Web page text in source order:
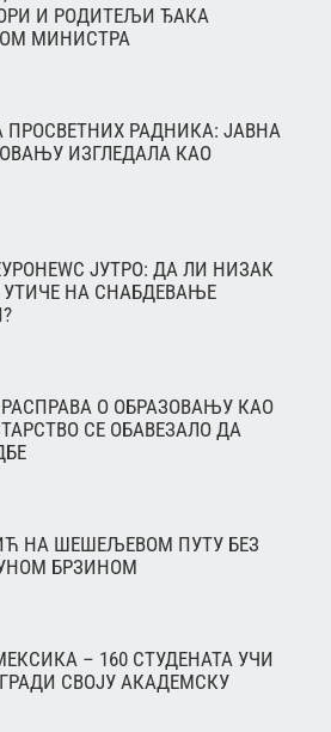
И РОДИТЕЉИ ЂАКА
МИНИСТРА
РАДНИКА: ЈАВНА
ИЗГЛЕДАЛА КАО
ЈУТРО: ДА ЛИ НИЗАК
НА СНАБДЕВАЊЕ
О ОБРАЗОВАЊУ КАО
СЕ ОБАВЕЗАЛО ДА
НА ШЕШЕЉЕВОМ ПУТУ БЕЗ
БРЗИНОМ
– 160 СТУДЕНАТА УЧИ
СВОЈУ АКАДЕМСКУ